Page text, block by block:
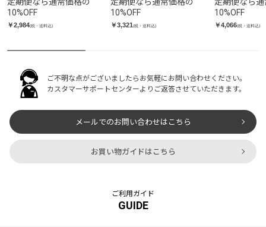
10%OFF
￥2,984(税・送料込)
10%OFF
￥3,321(税・送料込)
10%OFF
￥4,066(税・送料込)
ご不明な点がございましたらお気軽にお問い合わせください。
カスタマーサポートセンターよりご返答させていただきます。
メールでのお問い合わせはこちら
お買い物ガイドはこちら
ご利用ガイド
GUIDE